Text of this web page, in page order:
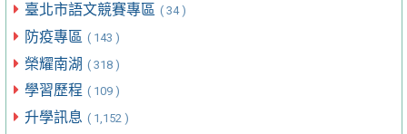
臺北市語文競賽專區 ( 34 )
防疫專區 ( 143 )
榮耀南湖 ( 318 )
學習歷程 ( 109 )
升學訊息 ( 1,152 )